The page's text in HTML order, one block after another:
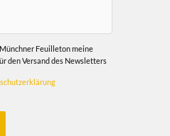
Feuilleton meine
den Versand des Newsletters